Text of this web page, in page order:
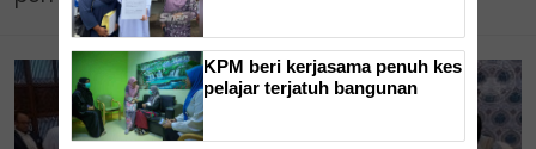
KPM beri kerjasama penuh kes
pelajar terjatuh bangunan